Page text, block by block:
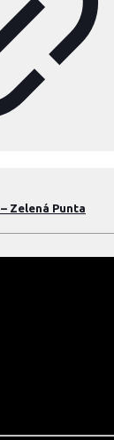
Zelená Punta